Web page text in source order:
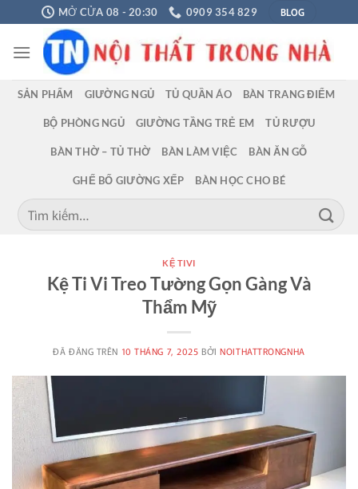
Chuyển
đến
nội
MỞ CỬA 08 - 20:30 0909 354 829 BLOG
SẢN PHẨM GIƯỜNG NGỦ TỦ QUẦN ÁO BÀN TRANG ĐIỂM
BỘ PHÒNG NGỦ GIƯỜNG TẦNG TRẺ EM TỦ RƯỢU
BÀN THỜ – TỦ THỜ BÀN LÀM VIỆC BÀN ĂN GỖ
GHẾ BỐ GIƯỜNG XẾP BÀN HỌC CHO BÉ
Tìm
kiếm:
KỆ TIVI
Kệ Ti Vi Treo Tường Gọn Gàng Và
Thẩm Mỹ
ĐÃ ĐĂNG TRÊN 10 THÁNG 7, 2025 BỞINOITHATTRONGNHA